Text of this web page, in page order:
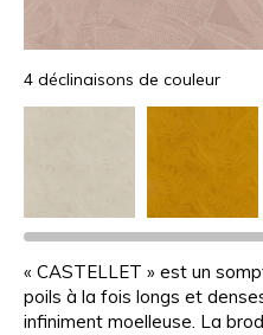
4 déclinaisons de couleur
« CASTELLET » est un
poils à la fois longs et
infiniment moelleuse. La